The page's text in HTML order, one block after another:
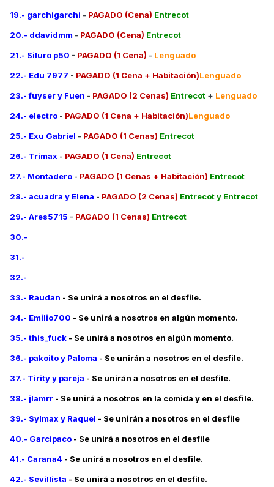
19.- garchigarchi - PAGADO (Cena) Entrecot
20.- ddavidmm - PAGADO (Cena) Entrecot
21.- Siluro p50 - PAGADO (1 Cena) - Lenguado
22.- Edu 7977 - PAGADO (1 Cena + Habitación)Lenguado
23.- fuyser y Fuen - PAGADO (2 Cenas) Entrecot + Lenguado
24.- electro - PAGADO (1 Cena + Habitación)Lenguado
25.- Exu Gabriel - PAGADO (1 Cenas) Entrecot
26.- Trimax - PAGADO (1 Cena) Entrecot
27.- Montadero - PAGADO (1 Cenas + Habitación) Entrecot
28.- acuadra y Elena - PAGADO (2 Cenas) Entrecot y Entrecot
29.- Ares5715 - PAGADO (1 Cenas) Entrecot
30.-
31.-
32.-
33.- Raudan - Se unirá a nosotros en el desfile.
34.- Emilio700 - Se unirá a nosotros en algún momento.
35.- this_fuck - Se unirá a nosotros en algún momento.
36.- pakoito y Paloma - Se unirán a nosotros en el desfile.
37.- Tirity y pareja - Se unirán a nosotros en el desfile.
38.- jlamrr - Se unirá a nosotros en la comida y en el desfile.
39.- Sylmax y Raquel - Se unirán a nosotros en el desfile
40.- Garcipaco - Se unirá a nosotros en el desfile
41.- Carana4 - Se unirá a nosotros en el desfile.
42.- Sevillista - Se unirá a nosotros en el desfile.